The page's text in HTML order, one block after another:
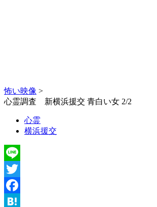
怖い映像 >
心霊調査 新横浜援交 青白い女 2/2
心霊
横浜援交
Line
Twitter
Facebook